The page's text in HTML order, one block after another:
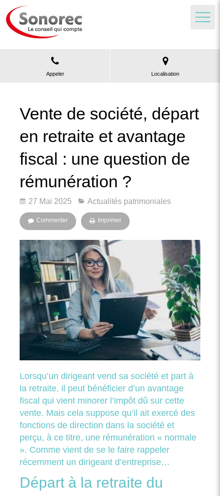
Appeler Localisation
Vente de société, départ
en retraite et avantage
fiscal : une question de
rémunération ?
27 Mai 2025 Actualités patrimoniales
Commenter Imprimer
Lorsqu’un dirigeant vend sa société et part à
la retraite, il peut bénéficier d’un avantage
fiscal qui vient minorer l’impôt dû sur cette
vente. Mais cela suppose qu’il ait exercé des
fonctions de direction dans la société et
perçu, à ce titre, une rémunération « normale
». Comme vient de se le faire rappeler
récemment un dirigeant d’entreprise…
Départ à la retraite du